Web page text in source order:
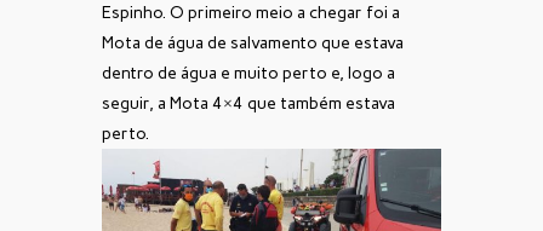
Espinho. O primeiro meio a chegar foi a
Mota de água de salvamento que estava
dentro de água e muito perto e, logo a
seguir, a Mota 4×4 que também estava
perto.